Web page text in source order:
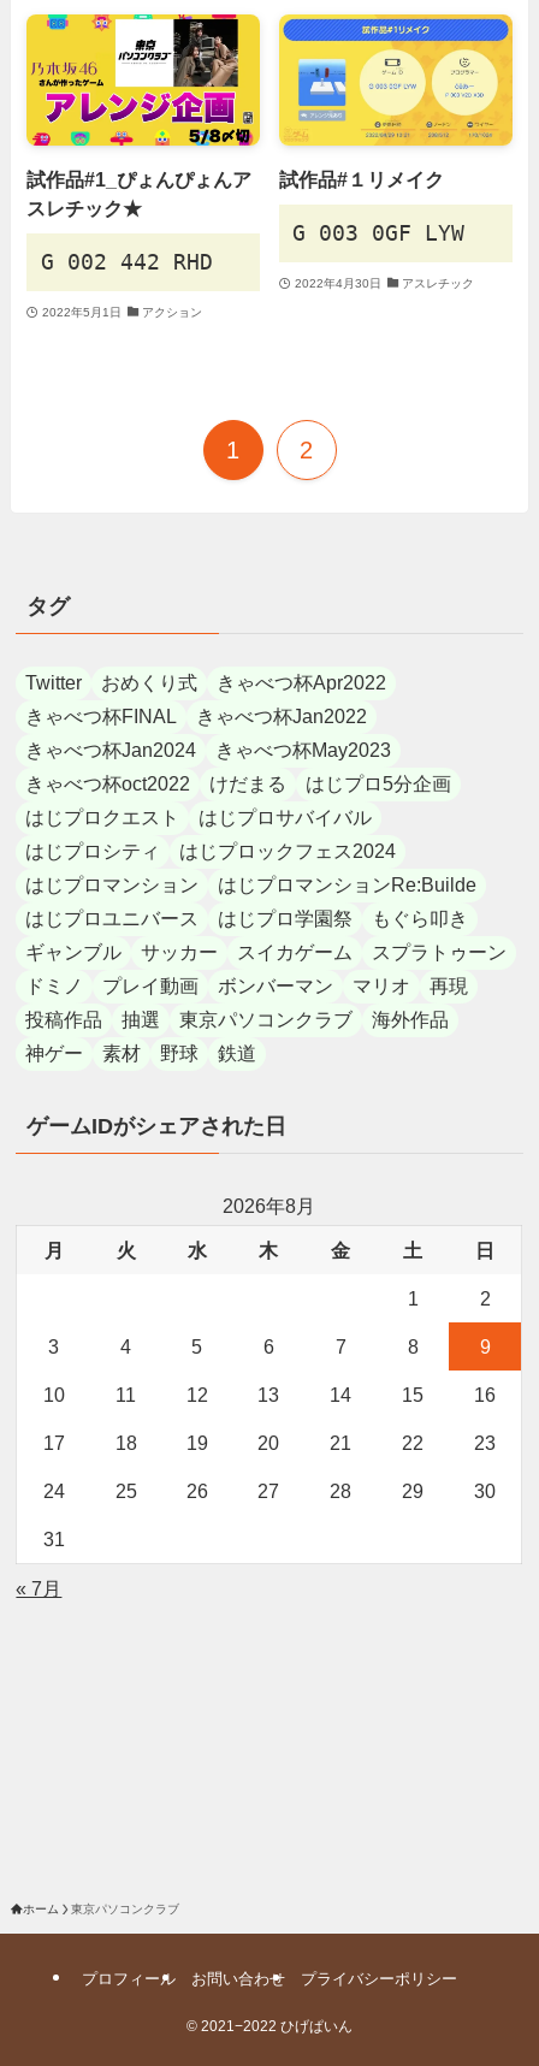
試作品#1_ぴょんぴょんア
スレチック★
G 002 442 RHD
2022年5月1日 アクション
試作品#１リメイク
G 003 0GF LYW
2022年4月30日 アスレチック
1 2
タグ
Twitter おめくり式
きゃべつ杯Apr2022
きゃべつ杯FINAL
きゃべつ杯Jan2022
きゃべつ杯Jan2024
きゃべつ杯May2023
きゃべつ杯oct2022
けだまる
はじプロ5分企画
はじプロクエスト
はじプロサバイバル
はじプロシティ
はじプロックフェス2024
はじプロマンション
はじプロマンションRe:Builde
はじプロユニバース
はじプロ学園祭
もぐら叩き
ギャンブル
サッカー スイカゲーム
スプラトゥーン
ドミノ
プレイ動画 ボンバーマン マリオ
再現
投稿作品
抽選 東京パソコンクラブ
海外作品
神ゲー
素材 野球 鉄道
ゲームIDがシェアされた日
2026年8月
月 火 水 木 金 土 日
1 2
3 4 5 6 7 8 9
10 11 12 13 14 15 16
17 18 19 20 21 22 23
24 25 26 27 28 29 30
31
« 7月
ホーム 東京パソコンクラブ
プロフィール お問い合わせ プライバシーポリシー
© 2021−2022 ひげぱいん